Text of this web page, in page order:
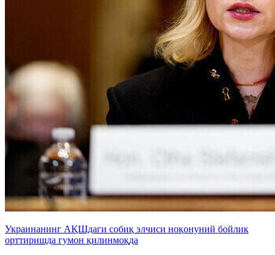
Украинанинг АҚШдаги собиқ элчиси ноқонуний бойлик
орттиришда гумон қилинмоқда